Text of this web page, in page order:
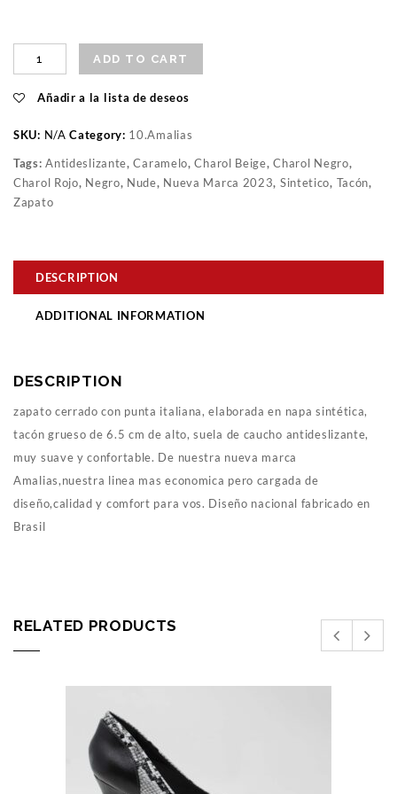
ADD TO CART
Añadir a la lista de deseos
SKU: N/A Category: 10.Amalias
Tags:Antideslizante,Caramelo,Charol Beige,Charol Negro,
Charol Rojo, Negro, Nude, Nueva Marca 2023, Sintetico, Tacón,
Zapato
DESCRIPTION
ADDITIONAL INFORMATION
DESCRIPTION
zapato cerrado con punta italiana, elaborada en napa sintética,
tacón grueso de 6.5 cm de alto, suela de caucho antideslizante,
muy suave y confortable. De nuestra nueva marca
Amalias,nuestra linea mas economica pero cargada de
diseño,calidad y comfort para vos. Diseño nacional fabricado en
Brasil
RELATED PRODUCTS